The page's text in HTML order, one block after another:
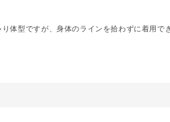
体型ですが、身体のラインを拾わずに着用で